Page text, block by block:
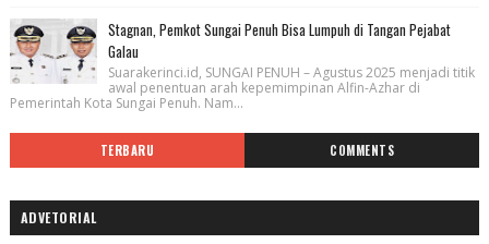
Stagnan, Pemkot Sungai Penuh Bisa Lumpuh di Tangan Pejabat
Galau
Suarakerinci.id, SUNGAI PENUH – Agustus 2025 menjadi titik
awal penentuan arah kepemimpinan Alfin-Azhar di
Pemerintah Kota Sungai Penuh. Nam...
TERBARU COMMENTS
ADVETORIAL